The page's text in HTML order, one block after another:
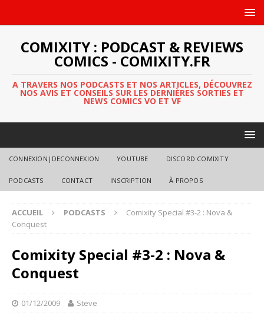
COMIXITY : PODCAST & REVIEWS
COMICS - COMIXITY.FR
A TRAVERS NOS PODCASTS ET NOS ARTICLES, DÉCOUVREZ
NOS AVIS ET CONSEILS SUR LES DERNIÈRES SORTIES ET
NEWS COMICS VO ET VF
CONNEXION|DECONNEXION YOUTUBE DISCORD COMIXITY
PODCASTS CONTACT INSCRIPTION À PROPOS
ACCUEIL PODCASTS
Comixity Special #3-2 : Nova &
Conquest
Comixity Special #3-2 : Nova &
Conquest
01/12/2009 Steve